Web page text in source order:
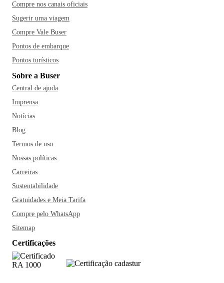
Compre nos canais oficiais
Sugerir uma viagem
Compre Vale Buser
Pontos de embarque
Pontos turísticos
Sobre a Buser
Central de ajuda
Imprensa
Notícias
Blog
Termos de uso
Nossas políticas
Carreiras
Sustentabilidade
Gratuidades e Meia Tarifa
Compre pelo WhatsApp
Sitemap
Certificações